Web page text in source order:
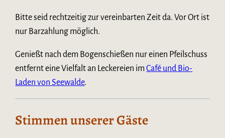
Bitte seid rechtzeitig zur vereinbarten Zeit da. Vor Ort ist
nur Barzahlung möglich.
Genießt nach dem Bogenschießen nur einen Pfeilschuss
entfernt eine Vielfalt an Leckereien imCafé und Bio-
Laden von Seewalde.
Stimmen unserer Gäste